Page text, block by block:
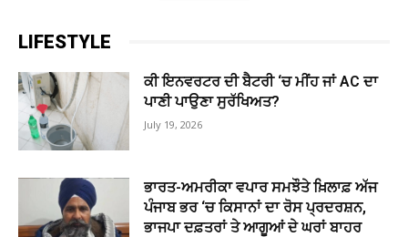
LIFESTYLE
ਕੀ ਇਨਵਰਟਰ ਦੀ ਬੈਟਰੀ ‘ਚ ਮੀਂਹ ਜਾਂ AC ਦਾ
ਪਾਣੀ ਪਾਉਣਾ ਸੁਰੱਖਿਅਤ?
July 19, 2026
ਭਾਰਤ-ਅਮਰੀਕਾ ਵਪਾਰ ਸਮਝੌਤੇ ਖ਼ਿਲਾਫ਼ ਅੱਜ
ਪੰਜਾਬ ਭਰ ‘ਚ ਕਿਸਾਨਾਂ ਦਾ ਰੋਸ ਪ੍ਰਦਰਸ਼ਨ,
ਭਾਜਪਾ ਦਫ਼ਤਰਾਂ ਤੇ ਆਗੂਆਂ ਦੇ ਘਰਾਂ ਬਾਹਰ